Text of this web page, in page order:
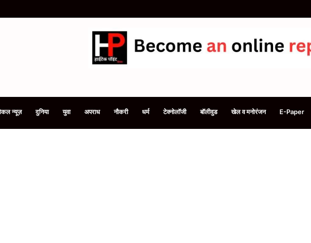
15 अगस्त के बाद बंद हो सकती है सिलेंडर की बुकिंग, समय रहते फोन से करें e-KYC, समझें 3 तरीके
न्यूज़ दुनिया युवा अपराध नौकरी धर्म टेक्नोलॉजी बॉलीवुड खेल व मनोरंजन E-Paper